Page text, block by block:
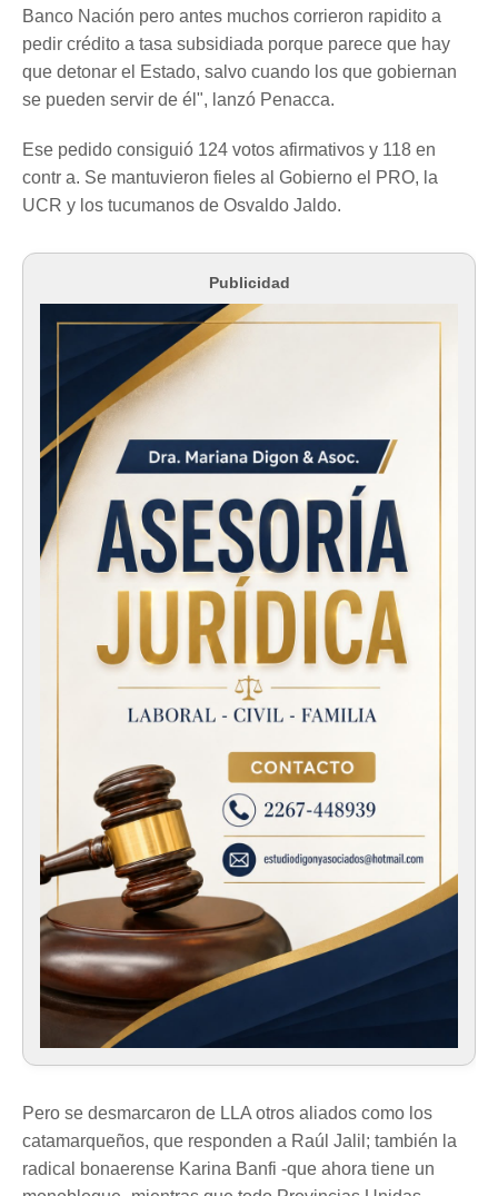
Banco Nación pero antes muchos corrieron rapidito a
pedir crédito a tasa subsidiada porque parece que hay
que detonar el Estado, salvo cuando los que gobiernan
se pueden servir de él", lanzó Penacca.
Ese pedido consiguió 124 votos afirmativos y 118 en
contr a. Se mantuvieron fieles al Gobierno el PRO, la
UCR y los tucumanos de Osvaldo Jaldo.
Publicidad
Pero se desmarcaron de LLA otros aliados como los
catamarqueños, que responden a Raúl Jalil; también la
radical bonaerense Karina Banfi -que ahora tiene un